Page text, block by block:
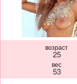
возраст
25
вес
53